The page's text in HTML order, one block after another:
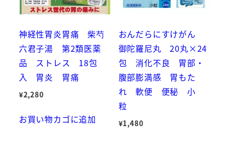
神経性胃炎胃痛 柴芍
六君子湯 第2類医薬
品 ストレス 18包
入 胃炎 胃痛
¥2,280
お買い物カゴに追加
おんだらにすけがん
御陀羅尼丸 20丸×24
包 消化不良 胃部・
腹部膨満感 胃もた
れ 軟便 便秘 小
粒
¥1,480